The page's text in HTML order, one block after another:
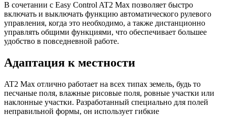
В сочетании с Easy Control AT2 Max позволяет быстро
включать и выключать функцию автоматического рулевого
управления, когда это необходимо, а также дистанционно
управлять общими функциями, что обеспечивает большее
удобство в повседневной работе.
Адаптация к местности
AT2 Max отлично работает на всех типах земель, будь то
песчаные поля, влажные рисовые поля, ровные участки или
наклонные участки. Разработанный специально для полей
неправильной формы, он использует гибкие